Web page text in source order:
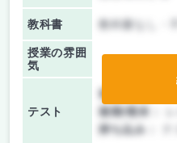
教科書 教科書なし・
授業の雰囲
気
テスト
前期/中間：
後期/期末：
持ち込み：